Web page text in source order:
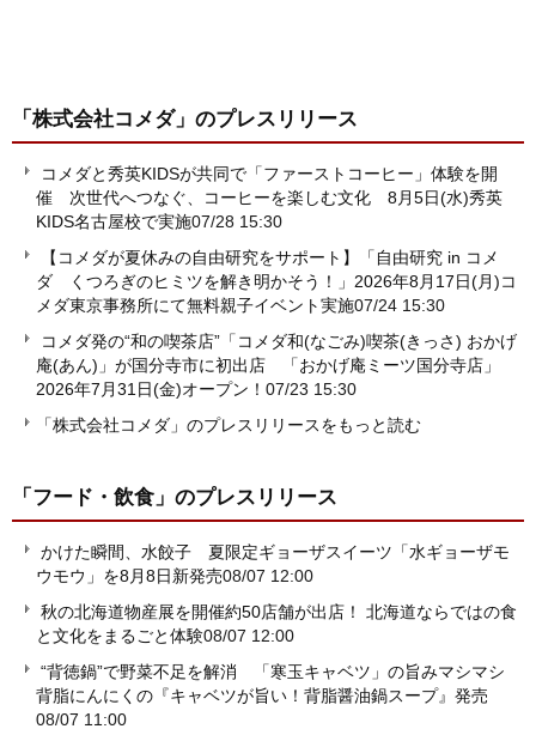
「株式会社コメダ」 のプレスリリース
コメダと秀英KIDSが共同で「ファーストコーヒー」体験を開
催 次世代へつなぐ、コーヒーを楽しむ文化 8月5日(水)秀英
KIDS名古屋校で実施07/28 15:30
【コメダが夏休みの自由研究をサポート】「自由研究 in コメ
ダ くつろぎのヒミツを解き明かそう！」2026年8月17日(月)コ
メダ東京事務所にて無料親子イベント実施07/24 15:30
コメダ発の“和の喫茶店”「コメダ和(なごみ)喫茶(きっさ) おかげ
庵(あん)」が国分寺市に初出店 「おかげ庵ミーツ国分寺店」
2026年7月31日(金)オープン！ 07/23 15:30
「株式会社コメダ」のプレスリリースをもっと読む
「フード・飲食」 のプレスリリース
かけた瞬間、水餃子 夏限定ギョーザスイーツ「水ギョーザモ
ウモウ」を8月8日新発売08/07 12:00
秋の北海道物産展を開催約50店舗が出店！ 北海道ならではの食
と文化をまるごと体験08/07 12:00
“背徳鍋”で野菜不足を解消 「寒玉キャベツ」の旨みマシマシ
背脂にんにくの『キャベツが旨い！背脂醤油鍋スープ』発売
08/07 11:00